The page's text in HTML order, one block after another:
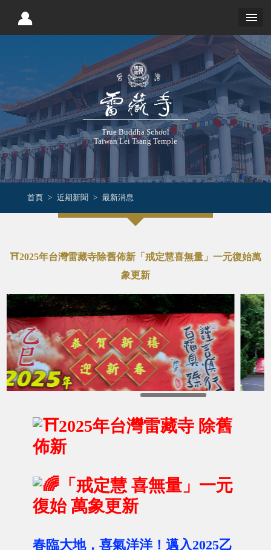
True Buddha School
Taiwan Lei Tsang Temple
首頁 近期新聞 最新消息
⛩️2025年台灣雷藏寺除舊佈新「戒定慧喜無量」一元復始萬
象更新
2025年台灣雷藏寺 除舊
佈新
「戒定慧 喜無量」一元
復始 萬象更新
春臨大地，喜氣洋洋！邁入2025乙